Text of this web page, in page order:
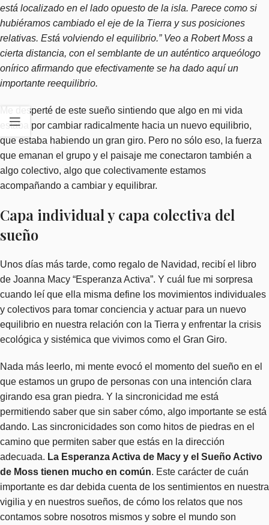
está localizado en el lado opuesto de la isla. Parece como si
hubiéramos cambiado el eje de la Tierra y sus posiciones
relativas. Está volviendo el equilibrio.” Veo a Robert Moss a
cierta distancia, con el semblante de un auténtico arqueólogo
onírico afirmando que efectivamente se ha dado aquí un
importante reequilibrio.
Me desperté de este sueño sintiendo que algo en mi vida
estaba por cambiar radicalmente hacia un nuevo equilibrio,
que estaba habiendo un gran giro. Pero no sólo eso, la fuerza
que emanan el grupo y el paisaje me conectaron también a
algo colectivo, algo que colectivamente estamos
acompañando a cambiar y equilibrar.
Capa individual y capa colectiva del
sueño
Unos días más tarde, como regalo de Navidad, recibí el libro
de Joanna Macy “Esperanza Activa”. Y cuál fue mi sorpresa
cuando leí que ella misma define los movimientos individuales
y colectivos para tomar conciencia y actuar para un nuevo
equilibrio en nuestra relación con la Tierra y enfrentar la crisis
ecológica y sistémica que vivimos como el Gran Giro.
Nada más leerlo, mi mente evocó el momento del sueño en el
que estamos un grupo de personas con una intención clara
girando esa gran piedra. Y la sincronicidad me está
permitiendo saber que sin saber cómo, algo importante se está
dando. Las sincronicidades son como hitos de piedras en el
camino que permiten saber que estás en la dirección
adecuada. La Esperanza Activa de Macy y el Sueño Activo
de Moss tienen mucho en común. Este carácter de cuán
importante es dar debida cuenta de los sentimientos en nuestra
vigilia y en nuestros sueños, de cómo los relatos que nos
contamos sobre nosotros mismos y sobre el mundo son